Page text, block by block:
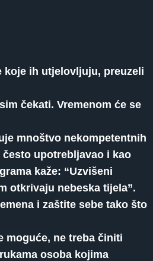
koje ih utjelovljuju, preuzeli
čekati. Vremenom će se
mnoštvo nekompetentnih
upotrebljavao i kao
kaže: “Uzvišeni
otkrivaju nebeska tijela”.
i zaštite sebe tako što
moguće, ne treba činiti
osoba kojima